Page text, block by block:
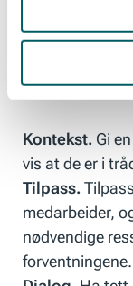
Slik går
Kontekst. Gi
vis at de er i
Tilpass.
medarbeider,
nødvendige
forventningene.